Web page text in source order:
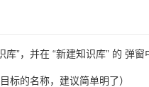
库”，并在 “新建知识库” 的 弹窗
标的名称，建议简单明了）